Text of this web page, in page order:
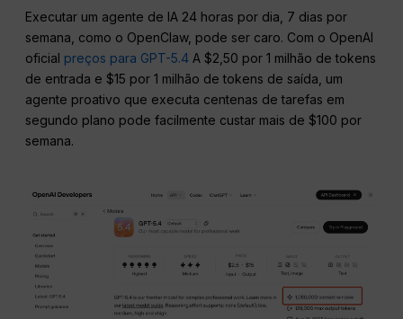
Executar um agente de IA 24 horas por dia, 7 dias por
semana, como o OpenClaw, pode ser caro. Com o OpenAI
oficial preços para GPT-5.4 A $2,50 por 1 milhão de tokens
de entrada e $15 por 1 milhão de tokens de saída, um
agente proativo que executa centenas de tarefas em
segundo plano pode facilmente custar mais de $100 por
semana.